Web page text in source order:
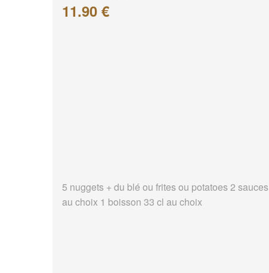
11.90 €
5 nuggets + du blé ou frites ou potatoes 2 sauces
au choix 1 boisson 33 cl au choix